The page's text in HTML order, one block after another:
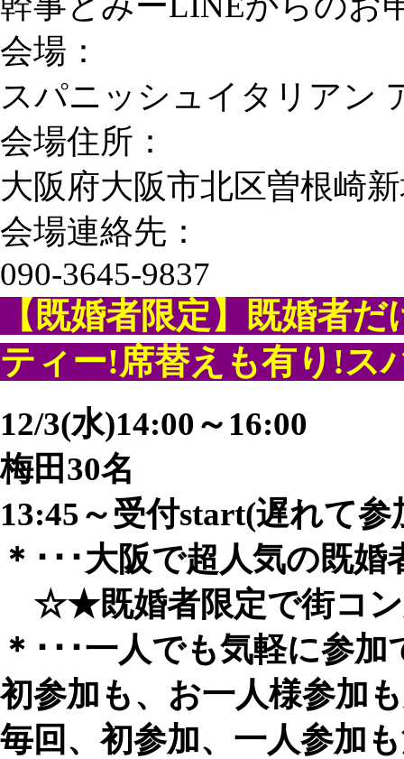
会場：
スパニッシュイタリアン
会場住所：
大阪府大阪市北区曽根崎
会場連絡先：
090-3645-9837
【既婚者限定】既婚者
ティー!席替えも有り!ス
12/3(水)​​14:00～16:00
梅田30名
13:45～受付start(遅れて
＊･･･大阪で超人気の既婚
☆★既婚者限定で街コ
＊･･･一人でも気軽に参
初参加も、お一人様参加
毎回、初参加、一人参加